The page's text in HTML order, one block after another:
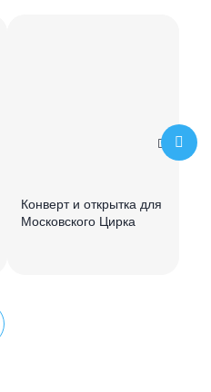
Конверт и открытка для
Московского Цирка